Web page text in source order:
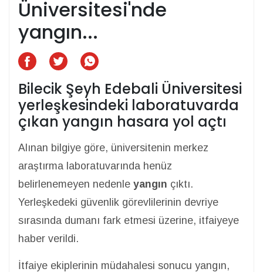
Üniversitesi'nde
yangın...
Bilecik Şeyh Edebali Üniversitesi
yerleşkesindeki laboratuvarda
çıkan yangın hasara yol açtı
Alınan bilgiye göre, üniversitenin merkez
araştırma laboratuvarında henüz
belirlenemeyen nedenle yangın çıktı.
Yerleşkedeki güvenlik görevlilerinin devriye
sırasında dumanı fark etmesi üzerine, itfaiyeye
haber verildi.
İtfaiye ekiplerinin müdahalesi sonucu yangın,